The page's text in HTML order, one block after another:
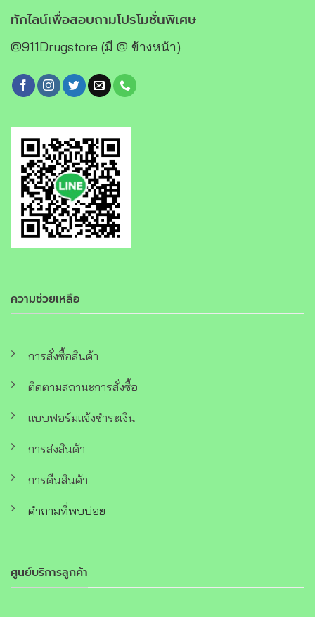
ความช่วยเหลือ
การสั่งซื้อสินค้า
ติดตามสถานะการสั่งซื้อ
แบบฟอร์มแจ้งชำระเงิน
การส่งสินค้า
การคืนสินค้า
คำถามที่พบบ่อย
ศูนย์บริการลูกค้า
ทักไลน์เพื่อสอบถามโปรโมชั่นพิเศษ
@911Drugstore (มี @ ข้างหน้า)